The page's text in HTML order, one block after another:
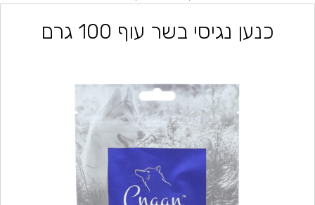
כנען נגיסי בשר עוף 100 גרם